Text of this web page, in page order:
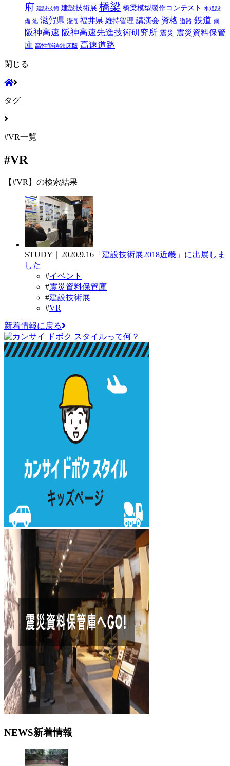
府 建設技術 建設技術展 橋梁 橋梁模型製作コンテスト 水道設
備 池 滋賀県 灌漑 福井県 維持管理 講演会 資格 道路 鉄道 鋼
阪神高速 阪神高速先進技術研究所 震災 震災資料保管
庫 高性能鋳鉄床版 高速道路
閉じる
タグ
#VR一覧
#VR
【#VR】の検索結果
STUDY｜2020.9.16 「建設技術展2018近畿」に出展しま
した
#イベント
#震災資料保管庫
#建設技術展
#VR
新着情報に戻る
NEWS新着情報